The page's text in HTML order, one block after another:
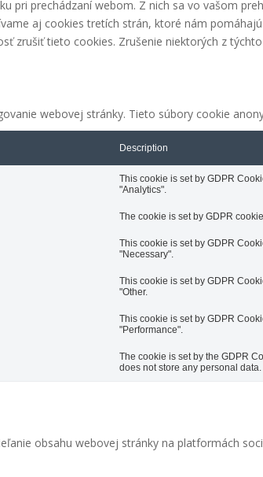
pri prechádzaní webom. Z nich sa vo vašom
aj cookies tretích strán, ktoré nám
zrušiť tieto cookies. Zrušenie niektorých z
webovej stránky. Tieto súbory cookie
Description
This cookie is set by GDPR
"Analytics".
The cookie is set by GDPR
This cookie is set by GDPR
"Necessary".
This cookie is set by GDPR
"Other.
This cookie is set by GDPR
"Performance".
The cookie is set by the GDPR
does not store any personal data.
obsahu webovej stránky na platformách